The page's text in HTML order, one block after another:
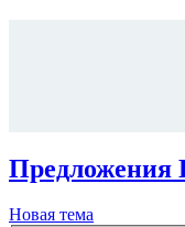
Предложения
Новая тема